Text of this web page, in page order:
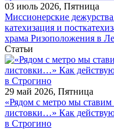
03 июль 2026, Пятница
Миссионерские
катехизация и
храма Ризоположения в
Статьи
29 май 2026, Пятница
«Рядом с метро мы
листовки…» Как
в Строгино